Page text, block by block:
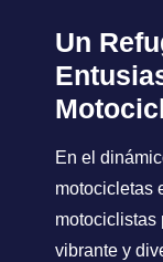
Un
En el
motocicletas
motociclistas
vibrante y